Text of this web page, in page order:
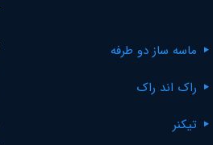
ماسه ساز دو طرفه
راک اند راک
تیکنر